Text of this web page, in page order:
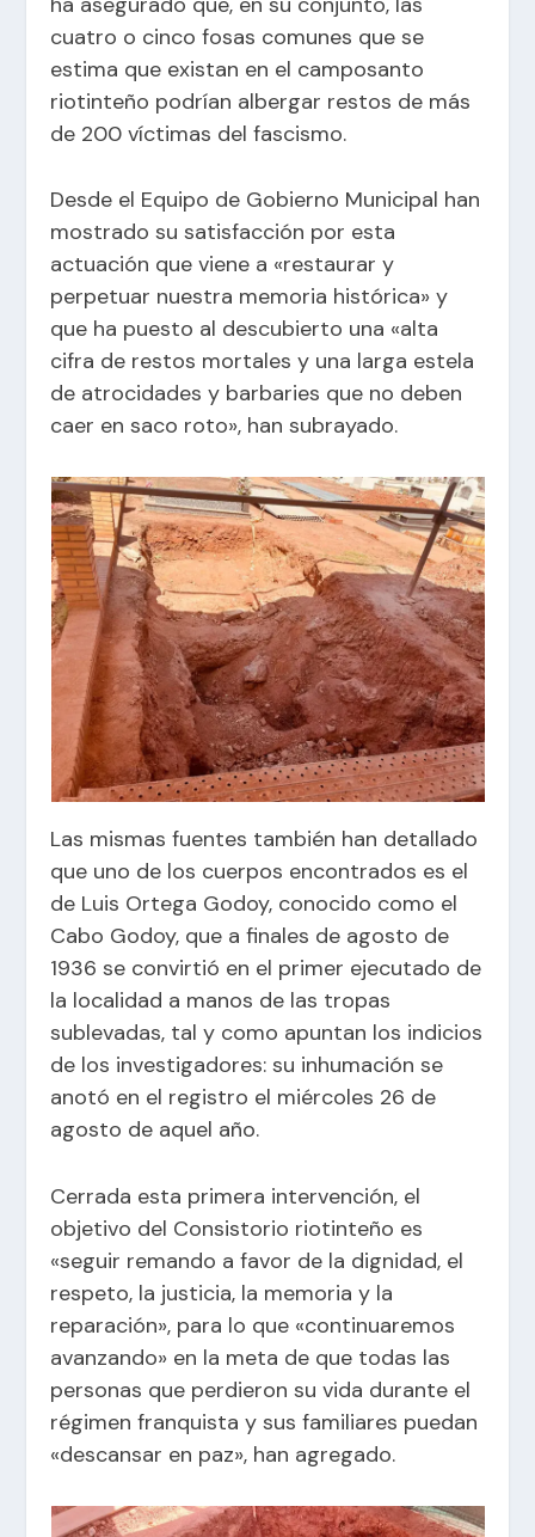
cuatro o cinco fosas comunes que se
estima que existan en el camposanto
riotinteño podrían albergar restos de más
de 200 víctimas del fascismo.
Desde el Equipo de Gobierno Municipal han
mostrado su satisfacción por esta
actuación que viene a «restaurar y
perpetuar nuestra memoria histórica» y
que ha puesto al descubierto una «alta
cifra de restos mortales y una larga estela
de atrocidades y barbaries que no deben
caer en saco roto», han subrayado.
Las mismas fuentes también han detallado
que uno de los cuerpos encontrados es el
de Luis Ortega Godoy, conocido como el
Cabo Godoy, que a finales de agosto de
1936 se convirtió en el primer ejecutado de
la localidad a manos de las tropas
sublevadas, tal y como apuntan los indicios
de los investigadores: su inhumación se
anotó en el registro el miércoles 26 de
agosto de aquel año.
Cerrada esta primera intervención, el
objetivo del Consistorio riotinteño es
«seguir remando a favor de la dignidad, el
respeto, la justicia, la memoria y la
reparación», para lo que «continuaremos
avanzando» en la meta de que todas las
personas que perdieron su vida durante el
régimen franquista y sus familiares puedan
«descansar en paz», han agregado.